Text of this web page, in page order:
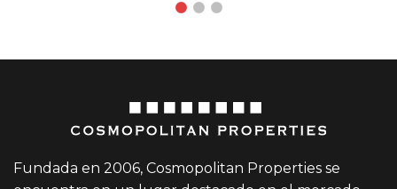
Fundada en 2006, Cosmopolitan Properties se